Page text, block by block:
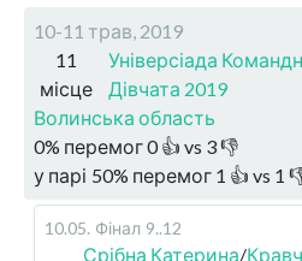
10-11 трав, 2019
11
місце
Універсіада
Дівчата 2019
Волинська область
0% перемог0👍 vs 3👎
у парі 50% перемог 1 👍 vs 1
10.05. Фінал 9..12
Срібна Катерина/